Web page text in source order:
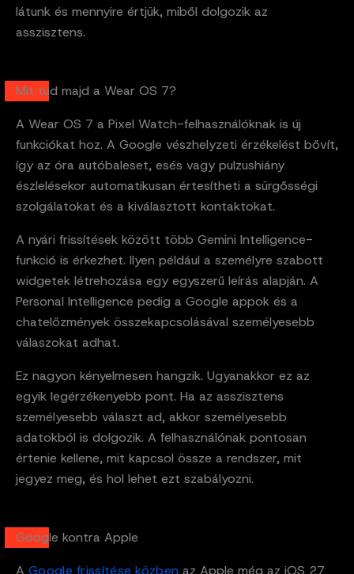
látunk és mennyire értjük, miből dolgozik az
asszisztens.
Mit tud majd a Wear OS 7?
A Wear OS 7 a Pixel Watch-felhasználóknak is új
funkciókat hoz. A Google vészhelyzeti érzékelést bővít,
így az óra autóbaleset, esés vagy pulzushiány
észlelésekor automatikusan értesítheti a sürgősségi
szolgálatokat és a kiválasztott kontaktokat.
A nyári frissítések között több Gemini Intelligence-
funkció is érkezhet. Ilyen például a személyre szabott
widgetek létrehozása egy egyszerű leírás alapján. A
Personal Intelligence pedig a Google appok és a
chatelőzmények összekapcsolásával személyesebb
válaszokat adhat.
Ez nagyon kényelmesen hangzik. Ugyanakkor ez az
egyik legérzékenyebb pont. Ha az asszisztens
személyesebb választ ad, akkor személyesebb
adatokból is dolgozik. A felhasználónak pontosan
értenie kellene, mit kapcsol össze a rendszer, mit
jegyez meg, és hol lehet ezt szabályozni.
Google kontra Apple
A Google frissítése közben az Apple még az iOS 27